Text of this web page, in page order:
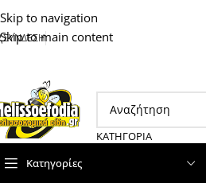
Skip to navigation
Skip to main content
ΣΥΝΔΕΣΗ
ΚΑΤΗΓΟΡΊΑ
Κατηγορίες